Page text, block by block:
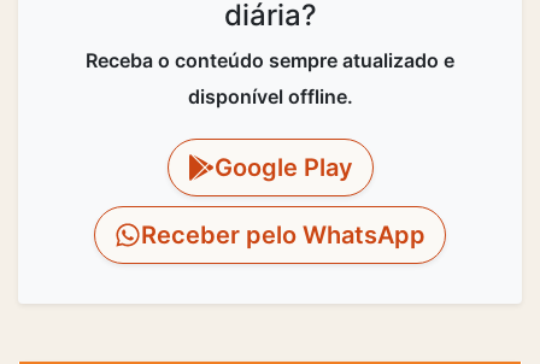
diária?
Receba o conteúdo sempre atualizado e
disponível offline.
Google Play
Receber pelo WhatsApp